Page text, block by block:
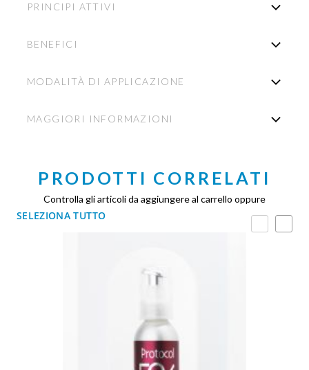
PRINCIPI ATTIVI
BENEFICI
MODALITÀ DI APPLICAZIONE
MAGGIORI INFORMAZIONI
PRODOTTI CORRELATI
Controlla gli articoli da aggiungere al carrello oppure
SELEZIONA TUTTO